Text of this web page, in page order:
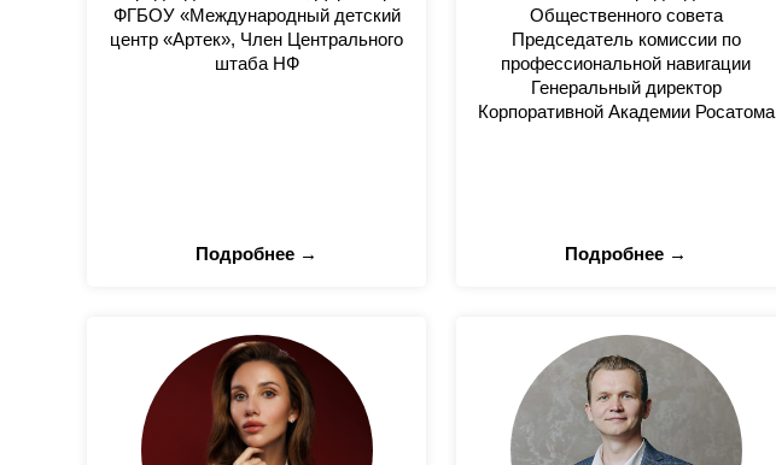
ФГБОУ «Международный детский
центр «Артек», Член Центрального
штаба НФ
Подробнее →
Общественного совета
Председатель комиссии по
профессиональной навигации
Генеральный директор
Корпоративной Академии Росатома
Подробнее →